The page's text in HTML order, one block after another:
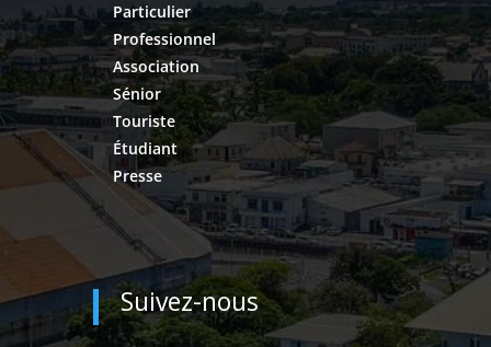
Particulier
Professionnel
Association
Sénior
Touriste
Étudiant
Presse
Suivez-nous